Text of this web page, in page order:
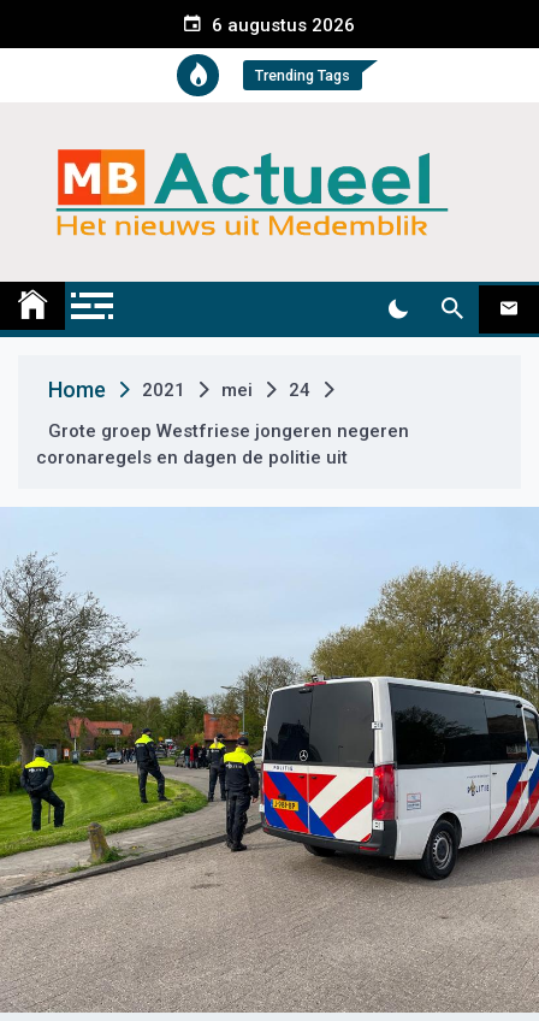
e
t
6 augustus 2026
Trending Tags
Medemblik Actueel
Home 2021 mei
24
Grote groep Westfriese jongeren negeren
coronaregels en dagen de politie uit